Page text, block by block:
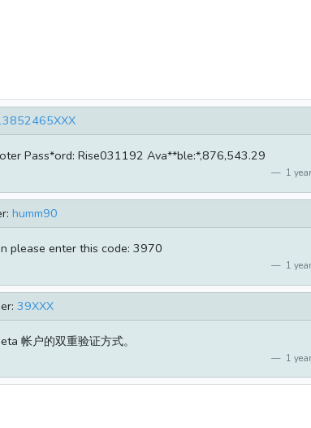
Pass*ord: Rise031192 Ava**ble:*,876,543.29
1
humm90
please enter this code: 3970
1
39XXX
帐户的双重验证方式。
1